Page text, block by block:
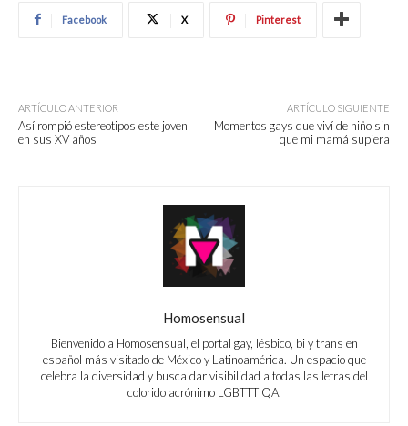
Facebook X Pinterest
ARTÍCULO ANTERIOR
Así rompió estereotipos este joven
en sus XV años
ARTÍCULO SIGUIENTE
Momentos gays que viví de niño sin
que mi mamá supiera
Homosensual
Bienvenido a Homosensual, el portal gay, lésbico, bi y trans en
español más visitado de México y Latinoamérica. Un espacio que
celebra la diversidad y busca dar visibilidad a todas las letras del
colorido acrónimo LGBTTTIQA.